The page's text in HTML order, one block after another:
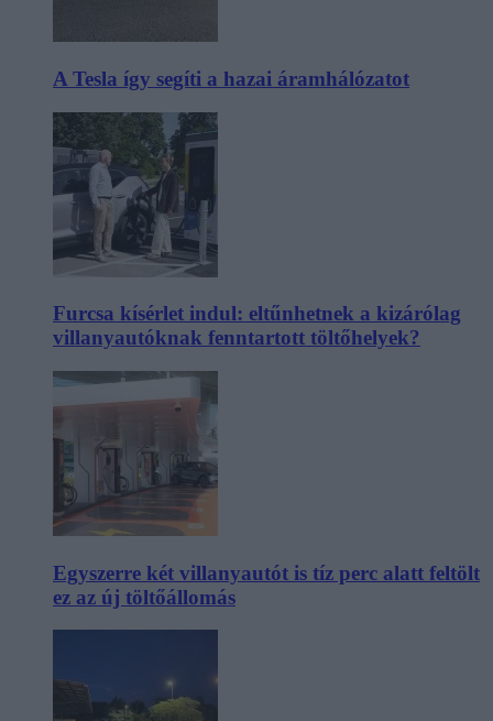
A Tesla így segíti a hazai áramhálózatot
Furcsa kísérlet indul: eltűnhetnek a kizárólag
villanyautóknak fenntartott töltőhelyek?
Egyszerre két villanyautót is tíz perc alatt feltölt
ez az új töltőállomás